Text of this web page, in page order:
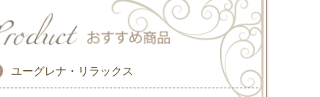
ユーグレナ・リラックス